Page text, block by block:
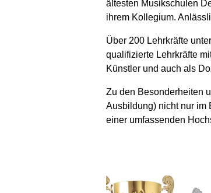
ältesten Musikschulen
ihrem Kollegium.
Über 200 Lehrkräfte
qualifizierte Lehrkräfte
Künstler und auch als
Zu den Besonderheiten
Ausbildung) nicht nur im
einer umfassenden